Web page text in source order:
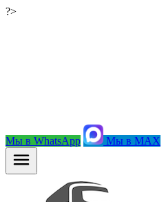
?>
Мы в WhatsApp Мы в MAX